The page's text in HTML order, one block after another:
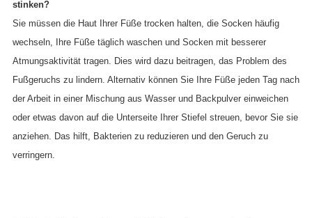
stinken?
Sie müssen die Haut Ihrer Füße trocken halten, die Socken häufig
wechseln, Ihre Füße täglich waschen und Socken mit besserer
Atmungsaktivität tragen. Dies wird dazu beitragen, das Problem des
Fußgeruchs zu lindern. Alternativ können Sie Ihre Füße jeden Tag nach
der Arbeit in einer Mischung aus Wasser und Backpulver einweichen
oder etwas davon auf die Unterseite Ihrer Stiefel streuen, bevor Sie sie
anziehen. Das hilft, Bakterien zu reduzieren und den Geruch zu
verringern.